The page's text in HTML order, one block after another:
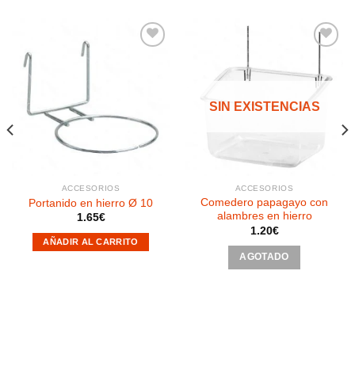
deseos
ACCESORIOS
Portanido en hierro Ø 10
1.65€
AÑADIR AL CARRITO
lista de
SIN EXISTENCIAS
ACCESORIOS
Comedero papagayo con
alambres en hierro
1.20€
AGOTADO